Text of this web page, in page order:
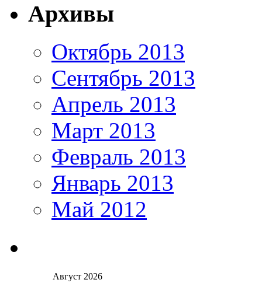
Архивы
Октябрь 2013
Сентябрь 2013
Апрель 2013
Март 2013
Февраль 2013
Январь 2013
Май 2012
Август 2026